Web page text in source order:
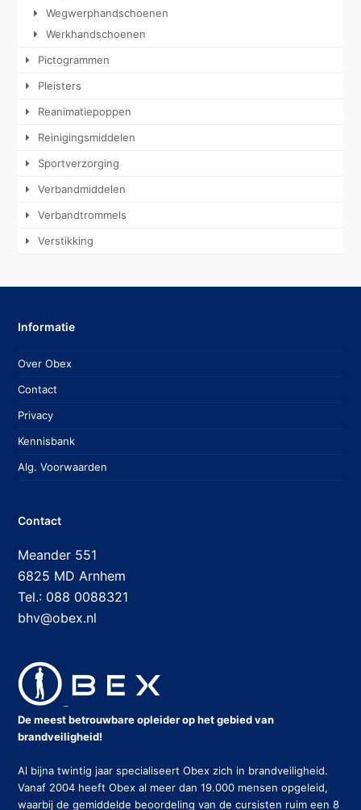
Wegwerphandschoenen
Werkhandschoenen
Pictogrammen
Pleisters
Reanimatiepoppen
Reinigingsmiddelen
Sportverzorging
Verbandmiddelen
Verbandtrommels
Verstikking
Informatie
Over Obex
Contact
Privacy
Kennisbank
Alg. Voorwaarden
Contact
Meander 551
6825 MD Arnhem
Tel.: 088 0088321
bhv@obex.nl
De meest betrouwbare opleider op het gebied van
brandveiligheid!
Al bijna twintig jaar specialiseert Obex zich in brandveiligheid.
Vanaf 2004 heeft Obex al meer dan 19.000 mensen opgeleid,
waarbij de gemiddelde beoordeling van de cursisten ruim een 8